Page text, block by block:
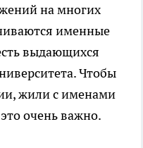
на многих
именные
выдающихся
Чтобы
жили с именами
очень важно.